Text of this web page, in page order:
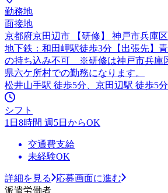
勤務地
面接地
京都府京田辺市 【研修】 神戸市兵庫
地下鉄：和田岬駅徒歩3分【出張先
の持ち込み不可 ※研修は神戸市兵庫
県六ケ所村での勤務になります。
松井山手駅 徒歩5分、京田辺駅 徒歩5
シフト
1日8時間 週5日からOK
交通費支給
未経験OK
詳細を見る
応募画面に進む
派遣労働者